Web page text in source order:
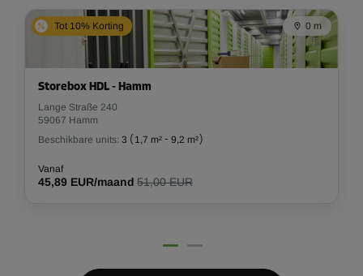
Tot 10% Korting 0 m
Storebox HDL - Hamm
Lange Straße 240
59067 Hamm
Beschikbare units: 3 ( 1,7 m² - 9,2 m²)
Vanaf
45,89 EUR/maand 51,00 EUR